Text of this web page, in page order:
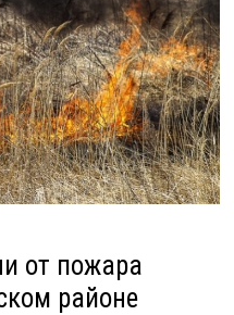
от пожара
районе